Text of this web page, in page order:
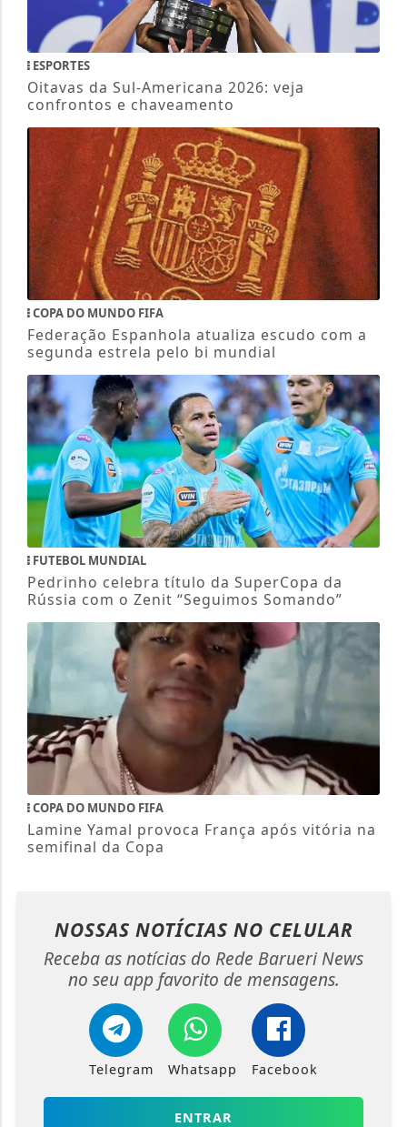
ESPORTES
Oitavas da Sul-Americana 2026: veja
confrontos e chaveamento
COPA DO MUNDO FIFA
Federação Espanhola atualiza escudo com a
segunda estrela pelo bi mundial
FUTEBOL MUNDIAL
Pedrinho celebra título da SuperCopa da
Rússia com o Zenit “Seguimos Somando”
COPA DO MUNDO FIFA
Lamine Yamal provoca França após vitória na
semifinal da Copa
NOSSAS NOTÍCIAS NO CELULAR
Receba as notícias do Rede Barueri News
no seu app favorito de mensagens.
Telegram Whatsapp Facebook
ENTRAR